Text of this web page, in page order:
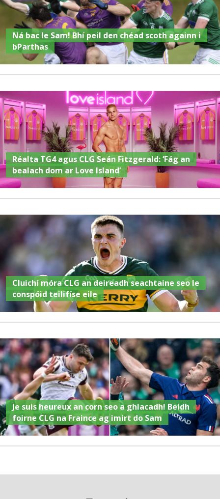
Ná bac le Sam! Bhí peil den chéad scoth againn i
bParthas
Réalta TG4 agus CLG Seán Fitzgerald: ‘Fág an
bealach dom ar Love Island’
Cluichí móra CLG an deireadh seachtaine seo le
conspóid teilifíse eile
Je suis heureux an corn seo a ghlacadh! Beidh
foirne CLG na Fraince ag imirt do Sam